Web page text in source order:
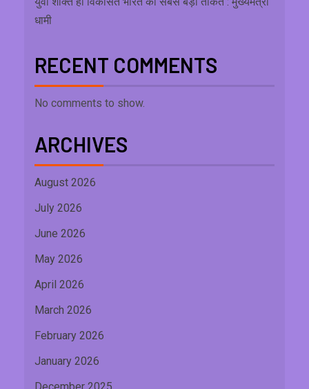
धामी
RECENT COMMENTS
No comments to show.
ARCHIVES
August 2026
July 2026
June 2026
May 2026
April 2026
March 2026
February 2026
January 2026